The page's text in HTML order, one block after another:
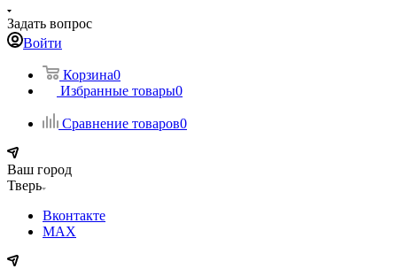
Задать вопрос
Войти
Корзина0
Избранные товары0
Сравнение товаров0
Ваш город
Тверь
Вконтакте
MAX